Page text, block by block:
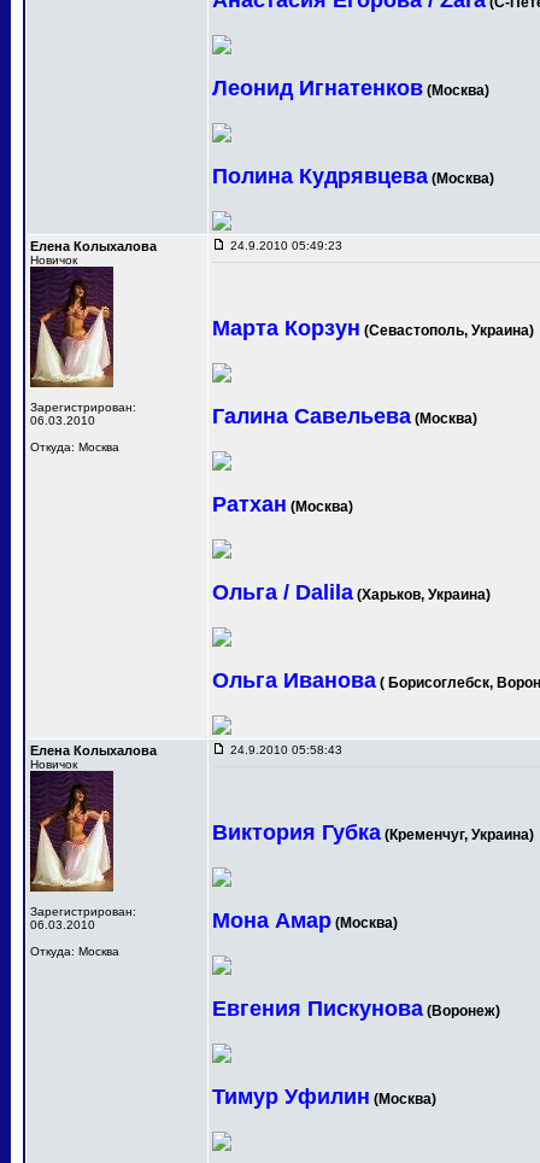
Леонид Игнатенков (Москва)
Полина Кудрявцева (Москва)
Елена Колыхалова
Новичок
Зарегистрирован:
06.03.2010
Откуда: Москва
24.9.2010 05:49:23
Марта Корзун (Севастополь, Украина)
Галина Савельева (Москва)
Ратхан (Москва)
Ольга / Dalila (Харьков, Украина)
Ольга Иванова ( Борисоглебск,
Елена Колыхалова
Новичок
Зарегистрирован:
06.03.2010
Откуда: Москва
24.9.2010 05:58:43
Виктория Губка (Кременчуг, Украина)
Мона Амар (Москва)
Евгения Пискунова (Воронеж)
Тимур Уфилин (Москва)